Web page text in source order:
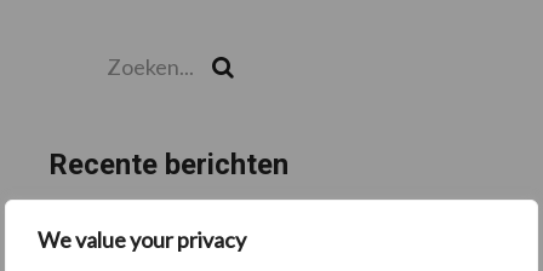
We value your privacy
Recente berichten